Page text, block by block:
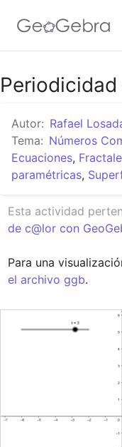
Google Classroom
GeoGebra
Autor: Rafael
Tema: Números
Ecuaciones,
paramétricas,
Esta actividad
de c@lor con
Para una
el archivo ggb.